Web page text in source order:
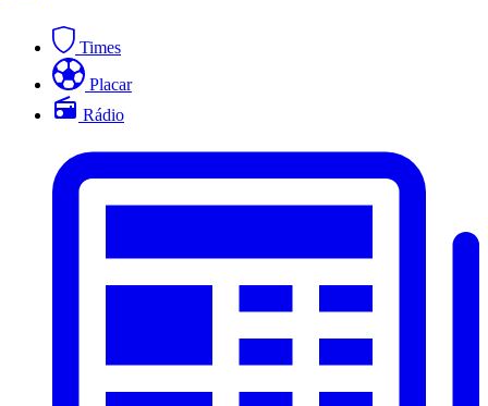
Times
Placar
Rádio